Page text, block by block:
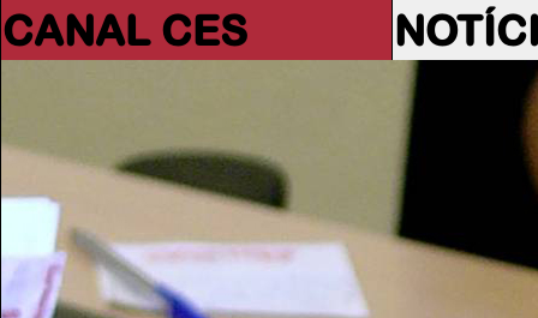
CANAL CES